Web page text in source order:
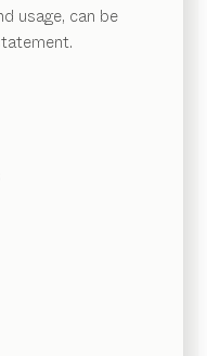
usage, can be
naturels.